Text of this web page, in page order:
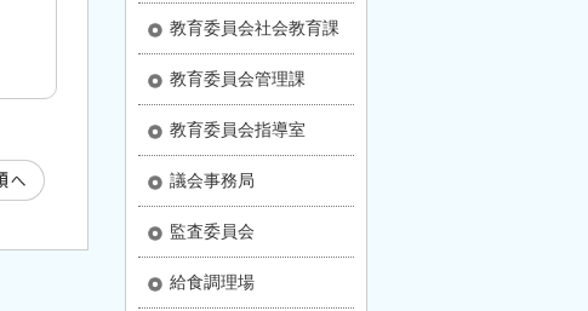
教育委員会社会教育課
教育委員会管理課
教育委員会指導室
議会事務局
監査委員会
給食調理場